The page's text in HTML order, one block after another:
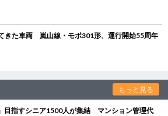
きた車両 嵐山線・モボ301形、運行開始55周年
もっと見る
目指すシニア1500人が集結 マンション管理代